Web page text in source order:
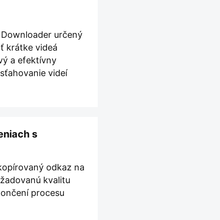
určený
krátke videá
a efektívny
videí
s
odkaz na
kvalitu
procesu